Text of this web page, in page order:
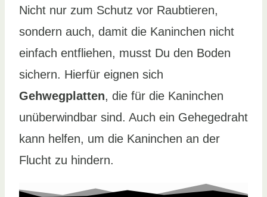
Nicht nur zum Schutz vor Raubtieren,
sondern auch, damit die Kaninchen nicht
einfach entfliehen, musst Du den Boden
sichern. Hierfür eignen sich
Gehwegplatten, die für die Kaninchen
unüberwindbar sind. Auch ein Gehegedraht
kann helfen, um die Kaninchen an der
Flucht zu hindern.